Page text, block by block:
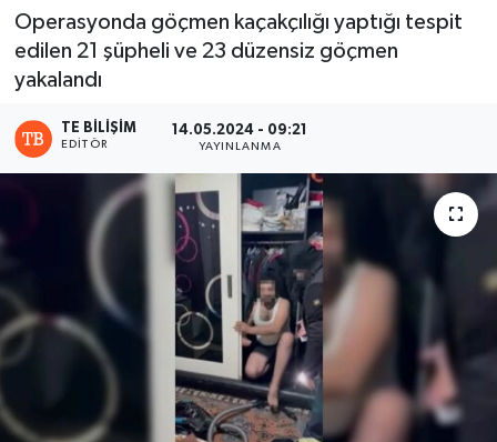
Operasyonda göçmen kaçakçılığı yaptığı tespit
edilen 21 şüpheli ve 23 düzensiz göçmen
yakalandı
TE BILIŞIM
EDITÖR
14.05.2024 - 09:21
YAYINLANMA